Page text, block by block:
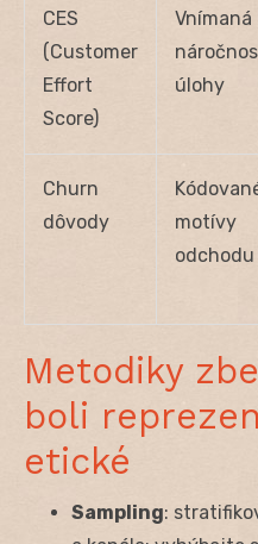
CES
(Customer
Effort
Score)
Vnímaná
úlohy
Churn
dôvody
motívy
odchodu
Metodiky
boli
etické
Sampling: